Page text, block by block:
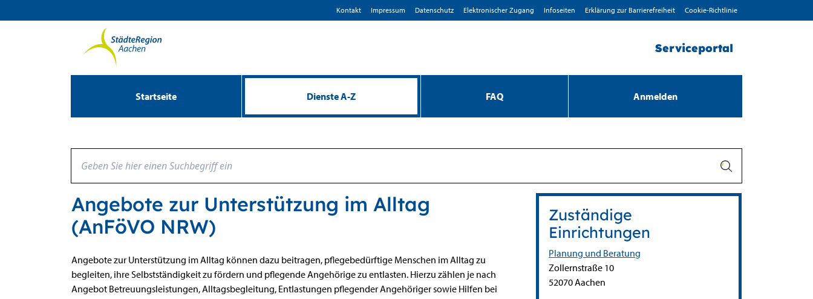
Kontakt Impressum D­atenschutz Elektronischer Zugang Infoseiten Erklärung zur Barrierefreiheit Cookie-Richtlinie
Serviceportal
Startseite Dienste A-Z FAQ Anmelden
Angebote zur Unterstützung im Alltag
(AnFöVO NRW)
Beschreibung
Angebote zur Unterstützung im Alltag können dazu beitragen, pflegebedürftige Menschen im Alltag zu
begleiten, ihre Selbstständigkeit zu fördern und pflegende Angehörige zu entlasten. Hierzu zählen je nach
Angebot Betreuungsleistungen, Alltagsbegleitung, Entlastungen pflegender Angehöriger sowie Hilfen bei
Zuständige
Einrichtungen
Planung und Beratung
Straße:
Zollernstraße Hausnummer:
10
PLZ:
52070Ort:
Aachen